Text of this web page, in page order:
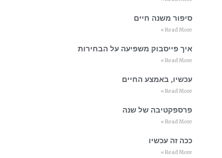
סיפור משנה חיים
Read More »
איך פייסבוק משפיעה על הבחירות
Read More »
עכשיו, באמצע החיים
Read More »
פרספקטיבה של שנה
Read More »
ככה זה עכשיו
Read More »